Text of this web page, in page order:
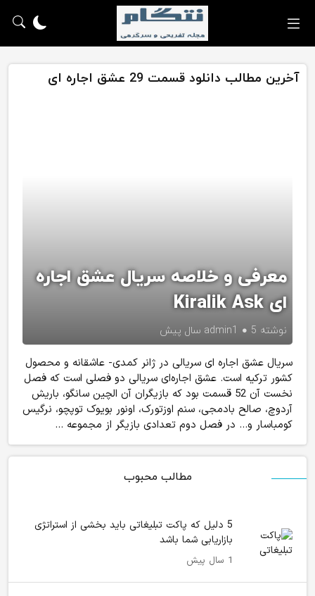
آخرین مطالب دانلود قسمت 29 عشق اجاره ای
معرفی و خلاصه سریال عشق اجاره
ای Kiralik Ask
نوشته admin1 5 سال پیش
سریال عشق اجاره ای سریالی در ژانر کمدی- عاشقانه و محصول
کشور ترکیه است. عشق اجاره‌ای سریالی دو فصلی است که فصل
نخست آن 52 قسمت بود که بازیگران آن الچین سانگو، باریش
آردوچ، صالح بادمجی، سنم اوزتورک، اونور بویوک توپچو، نرگیس
کومباسار و… در فصل دوم تعدادی بازیگر از مجموعه ...
مطالب محبوب
5 دلیل که پاکت تبلیغاتی باید بخشی از استراتژی
بازاریابی شما باشد
1 سال پیش